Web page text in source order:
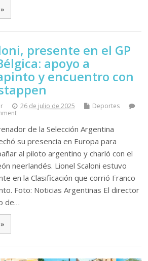
presente en el GP
apoyo a
y encuentro con
26 de julio de 2025
Deportes
de la Selección Argentina
su presencia en Europa para
al piloto argentino y charló con el
neerlandés. Lionel Scaloni estuvo
en la Clasificación que corrió Franco
Foto: Noticias Argentinas El director
de…